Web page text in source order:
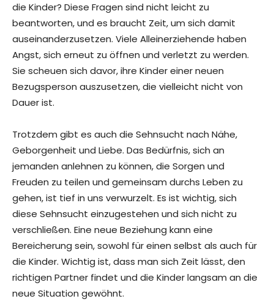
die Kinder? Diese Fragen sind nicht leicht zu
beantworten, und es braucht Zeit, um sich damit
auseinanderzusetzen. Viele Alleinerziehende haben
Angst, sich erneut zu öffnen und verletzt zu werden.
Sie scheuen sich davor, ihre Kinder einer neuen
Bezugsperson auszusetzen, die vielleicht nicht von
Dauer ist.
Trotzdem gibt es auch die Sehnsucht nach Nähe,
Geborgenheit und Liebe. Das Bedürfnis, sich an
jemanden anlehnen zu können, die Sorgen und
Freuden zu teilen und gemeinsam durchs Leben zu
gehen, ist tief in uns verwurzelt. Es ist wichtig, sich
diese Sehnsucht einzugestehen und sich nicht zu
verschließen. Eine neue Beziehung kann eine
Bereicherung sein, sowohl für einen selbst als auch für
die Kinder. Wichtig ist, dass man sich Zeit lässt, den
richtigen Partner findet und die Kinder langsam an die
neue Situation gewöhnt.